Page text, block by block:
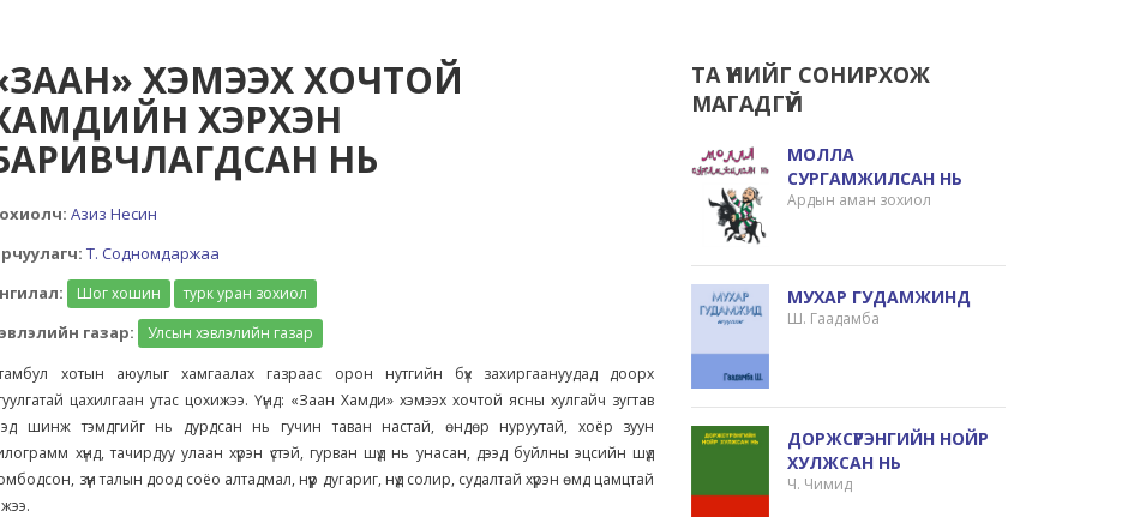
ХЭМЭЭХ ХОЧТОЙ
ХЭРХЭН
НЬ
Азиз Несин
Т. Содномдаржаа
Шог хошин турк уран зохиол
газар:
Улсын хэвлэлийн газар
хотын аюулыг хамгаалах газраас орон нутгийн бүх захиргаануудад доорх
цахилгаан утас цохижээ. Үүнд: «Заан Хамди» хэмээх хочтой ясны хулгайч зугтав
шинж тэмдгийг нь дурдсан нь гучин таван настай, өндөр нуруутай, хоёр зуун
хүнд, тачирдуу улаан хүрэн үстэй, гурван шүд нь унасан, дээд буйлны эцсийн шүд
зүүн талын доод соёо алтадмал, нүүр дугариг, нүд солир, судалтай хүрэн өмд цамцтай
ТА ҮҮНИЙГ СОНИРХОЖ
МАГАДГҮЙ
МОЛЛА
СУРГАМЖИЛСАН НЬ
Ардын аман зохиол
МУХАР ГУДАМЖИНД
Ш. Гаадамба
ДОРЖСҮРЭНГИЙН НОЙР
ХУЛЖСАН НЬ
Ч. Чимид